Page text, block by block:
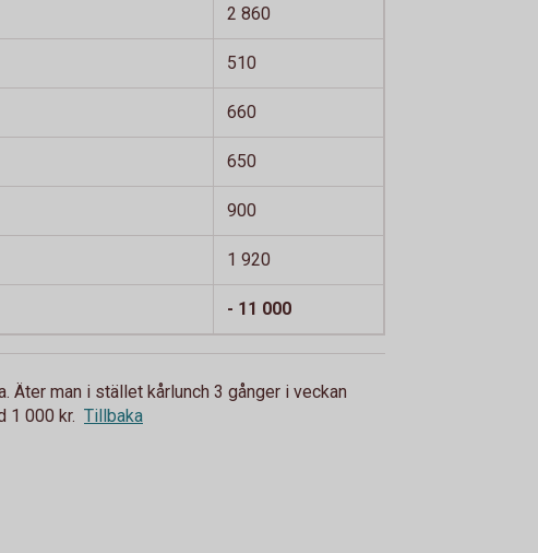
2 860
510
660
650
900
1 920
- 11 000
Äter man i stället kårlunch 3 gånger i veckan
1 000 kr. Tillbaka